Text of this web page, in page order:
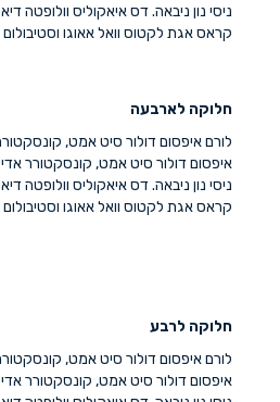
ניסי נון ניבאה. דס איאקוליס וולופטה
קראס אגת לקטוס וואל אאוגו וסטיבולום
חלוקה לארבעה
לורם איפסום דולור סיט אמט,
איפסום דולור סיט אמט, קונסקטורר
ניסי נון ניבאה. דס איאקוליס וולופטה
קראס אגת לקטוס וואל אאוגו וסטיבולום
חלוקה לרבע
לורם איפסום דולור סיט אמט,
איפסום דולור סיט אמט, קונסקטורר